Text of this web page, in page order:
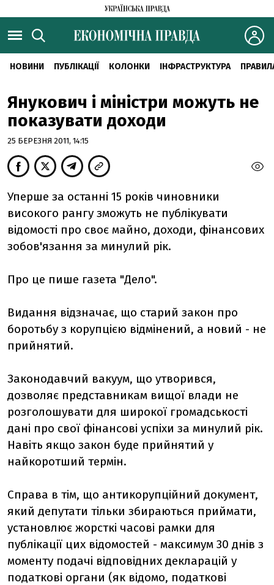
НОВИНИ ПУБЛІКАЦІЇ КОЛОНКИ ІНФРАСТРУКТУРА
Янукович і міністри можуть не
показувати доходи
25 БЕРЕЗНЯ 2011, 14:15
Уперше за останні 15 років чиновники
високого рангу зможуть не публікувати
відомості про своє майно, доходи, фінансових
зобов'язання за минулий рік.
Про це пише газета "Дело".
Видання відзначає, що старий закон про
боротьбу з корупцією відмінений, а новий - не
прийнятий.
Законодавчий вакуум, що утворився,
дозволяє представникам вищої влади не
розголошувати для широкої громадськості
дані про свої фінансові успіхи за минулий рік.
Навіть якщо закон буде прийнятий у
найкоротший термін.
Справа в тім, що антикорупційний документ,
який депутати тільки збираються приймати,
установлює жорсткі часові рамки для
публікації цих відомостей - максимум 30 днів з
моменту подачі відповідних декларацій у
податкові органи (як відомо, податкові